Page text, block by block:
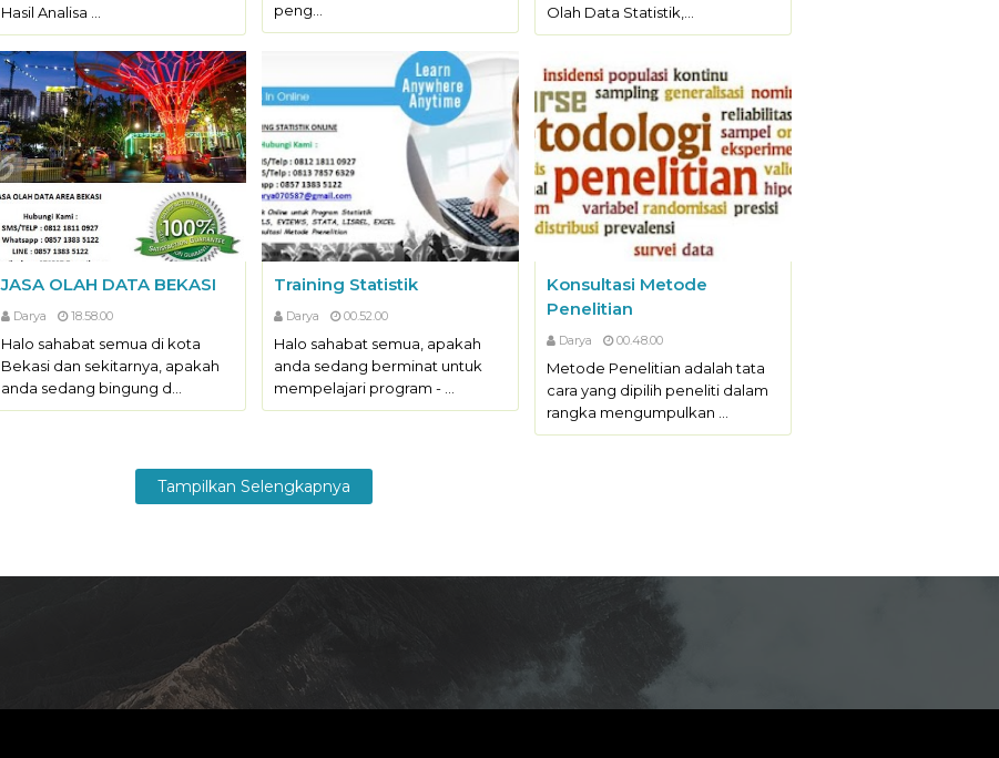
Hasil Analisa …
peng…
Olah Data Statistik,…
JASA OLAH DATA BEKASI
Darya 18.58.00
Halo sahabat semua di kota
Bekasi dan sekitarnya, apakah
anda sedang bingung d…
Training Statistik
Darya 00.52.00
Halo sahabat semua, apakah
anda sedang berminat untuk
mempelajari program - …
Konsultasi Metode
Penelitian
Darya 00.48.00
Metode Penelitian adalah tata
cara yang dipilih peneliti dalam
rangka mengumpulkan …
Tampilkan Selengkapnya